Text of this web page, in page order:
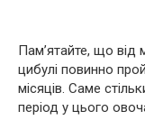
Пам’ятайте, що від
цибулі повинно
місяців. Саме
період у цього